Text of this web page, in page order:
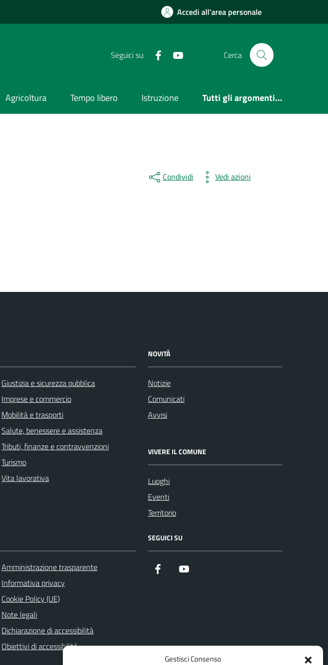
Gestisci Consenso
Accedi all'area personale
Seguici su: Facebook Cerca
Agricoltura Tempo libero Istruzione Tutti gli argomenti...
Condividi Vedi azioni
Giustizia e sicurezza pubblica
Imprese e commercio
Mobilità e trasporti
Salute, benessere e assistenza
Tributi, finanze e contravvenzioni
Turismo
Vita lavorativa
NOVITÀ
Notizie
Comunicati
Avvisi
VIVERE IL COMUNE
Luoghi
Eventi
Territorio
Amministrazione trasparente
Informativa privacy
Cookie Policy (UE)
Note legali
Dichiarazione di accessibilità
Obiettivi di accessibilità
SEGUICI SU
Facebook